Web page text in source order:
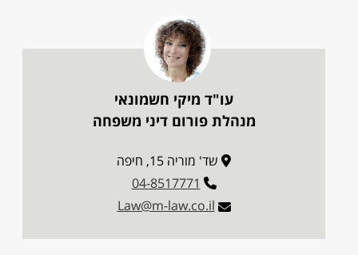
עו"ד מיקי חשמונאי
מנהלת פורום דיני משפחה
שד' מוריה 15, חיפה
04-8517771
Law@m-law.co.il